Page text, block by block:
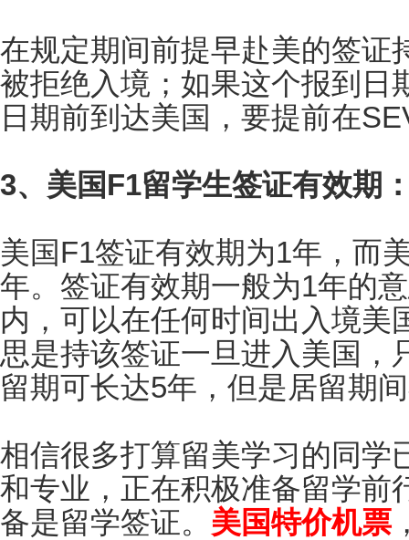
在规定期间前提早赴美的签证
被拒绝入境；如果这个报到日
日期前到达美国，要提前在
3、美国F1留学生签证有效期
美国F1签证有效期为1年，而
年。签证有效期一般为1年的
内，可以在任何时间出入境美
思是持该签证一旦进入美国，
留期可长达5年，但是居留期
相信很多打算留美学习的同学
和专业，正在积极准备留学前
备是留学签证。 美国特价机票